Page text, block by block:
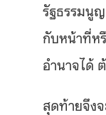
รัฐธรรมนู
กับหน้าที่ห
อำนาจได้
สุดท้ายจึง